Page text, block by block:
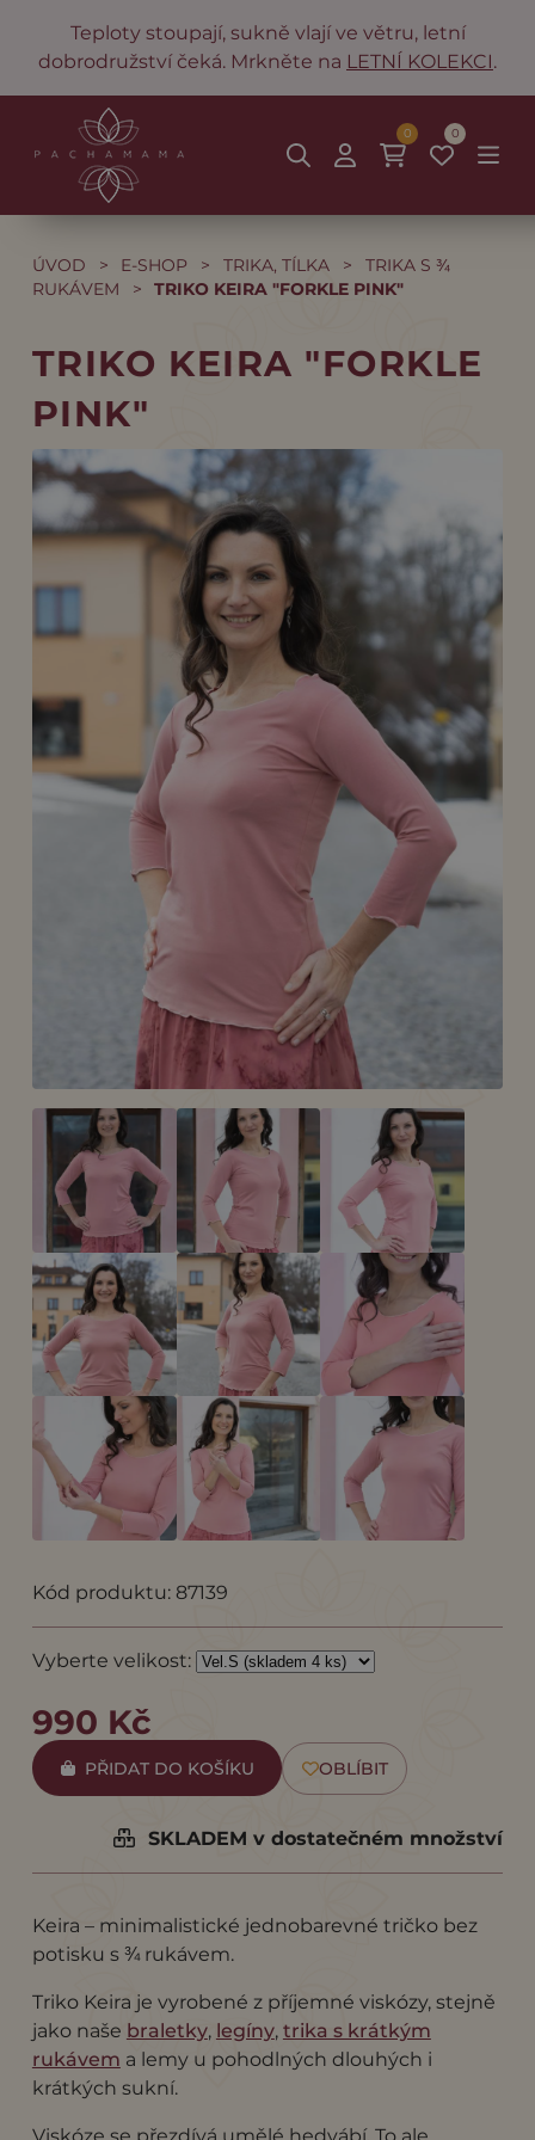
Teploty stoupají, sukně vlají ve větru, letní
dobrodružství čeká. Mrkněte na LETNÍ KOLEKCI.
0
0
ÚVOD > E-SHOP > TRIKA, TÍLKA >
TRIKA S ¾
RUKÁVEM
> TRIKO KEIRA "FORKLE PINK"
TRIKO KEIRA "FORKLE
PINK"
Kód produktu: 87139
Vyberte velikost:
990 Kč
PŘIDAT DO KOŠÍKU OBLÍBIT
SKLADEM v dostatečném množství
Keira – minimalistické jednobarevné tričko bez
potisku s ¾ rukávem.
Triko Keira je vyrobené z příjemné viskózy, stejně
jako naše braletky, legíny, trika s krátkým
rukávem a lemy u pohodlných dlouhých i
krátkých sukní.